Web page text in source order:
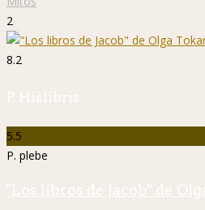
2
8.2
P. Hislibris
5.5
P. plebe
"Los libros de Jacob" de